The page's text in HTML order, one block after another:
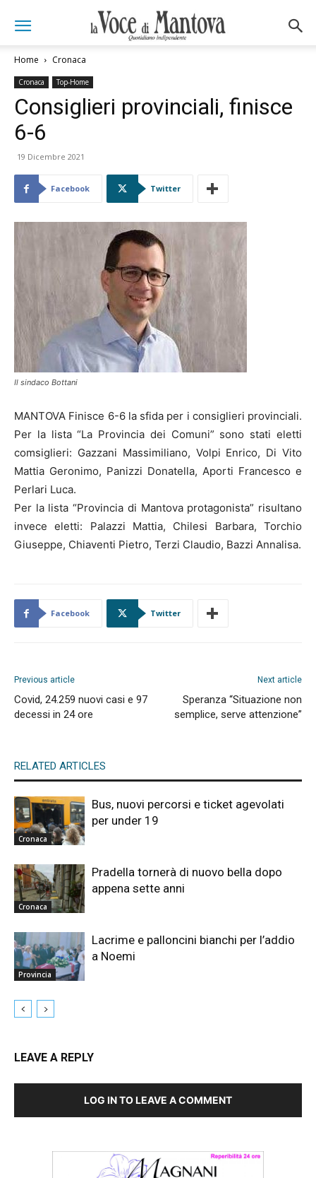
Home Cronaca
Cronaca Top-Home
Consiglieri provinciali, finisce
6-6
19 Dicembre 2021
Facebook Twitter
Il sindaco Bottani
MANTOVA Finisce 6-6 la sfida per i consiglieri provinciali.
Per la lista “La Provincia dei Comuni” sono stati eletti
comsiglieri: Gazzani Massimiliano, Volpi Enrico, Di Vito
Mattia Geronimo, Panizzi Donatella, Aporti Francesco e
Perlari Luca.
Per la lista “Provincia di Mantova protagonista” risultano
invece eletti: Palazzi Mattia, Chilesi Barbara, Torchio
Giuseppe, Chiaventi Pietro, Terzi Claudio, Bazzi Annalisa.
Facebook Twitter
Previous article
Covid, 24.259 nuovi casi e 97
decessi in 24 ore
Next article
Speranza “Situazione non
semplice, serve attenzione”
RELATED ARTICLES
Cronaca
Bus, nuovi percorsi e ticket agevolati
per under 19
Cronaca
Pradella tornerà di nuovo bella dopo
appena sette anni
Provincia
Lacrime e palloncini bianchi per l’addio
a Noemi
LEAVE A REPLY
LOG IN TO LEAVE A COMMENT